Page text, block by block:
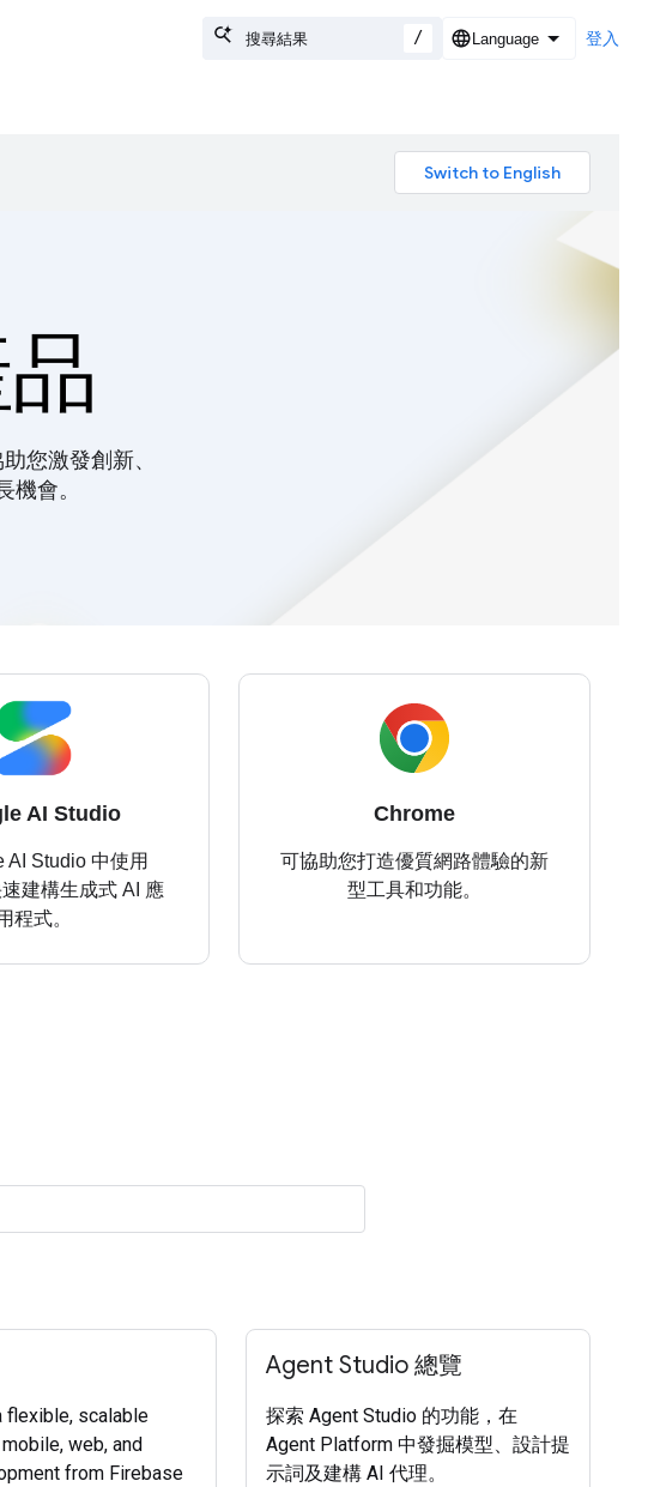
/ 登入
您激發創新、
機會。
AI Studio
AI Studio 中使用
建構生成式 AI 應
程式。
Chrome
可協助您打造優質網路體驗的新
型工具和功能。
flexible, scalable
web, and
from Firebase
Agent Studio 總覽
探索 Agent Studio 的功能，在
Agent Platform 中發掘模型、設計提
示詞及建構 AI 代理。